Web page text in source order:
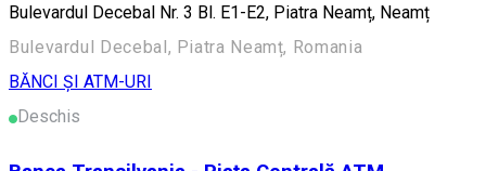
Bulevardul Decebal Nr. 3 Bl. E1-E2, Piatra Neamț, Neamț
Bulevardul Decebal, Piatra Neamț, Romania
BĂNCI ȘI ATM-URI
Deschis